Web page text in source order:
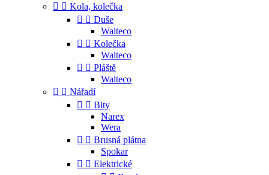
  Kola, kolečka
  Duše
Walteco
  Kolečka
Walteco
  Pláště
Walteco
  Nářadí
  Bity
Narex
Wera
  Brusná plátna
Spokar
  Elektrické